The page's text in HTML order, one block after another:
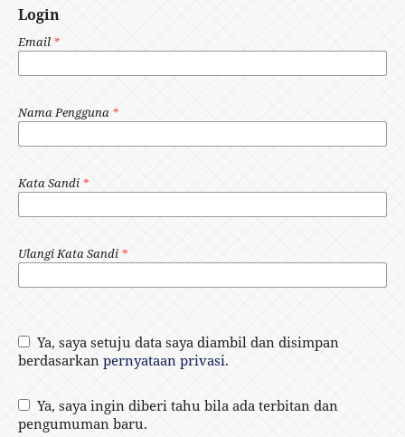
Login
Email *
Nama Pengguna *
Kata Sandi *
Ulangi Kata Sandi *
berdasarkan pernyataan privasi.
pengumuman baru.